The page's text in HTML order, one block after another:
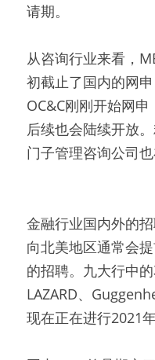
请期。
从咨询行业来看，
初截止了国内的网申
OC&C刚刚开始网
后续也会陆续开放
门子管理咨询公司
金融行业国内外的
向北美地区通常会
的招聘。九大行中
LAZARD、
现在正在进行2021